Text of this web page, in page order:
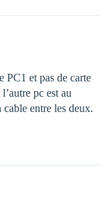
PC1 et pas de carte
pc est au
entre les deux.